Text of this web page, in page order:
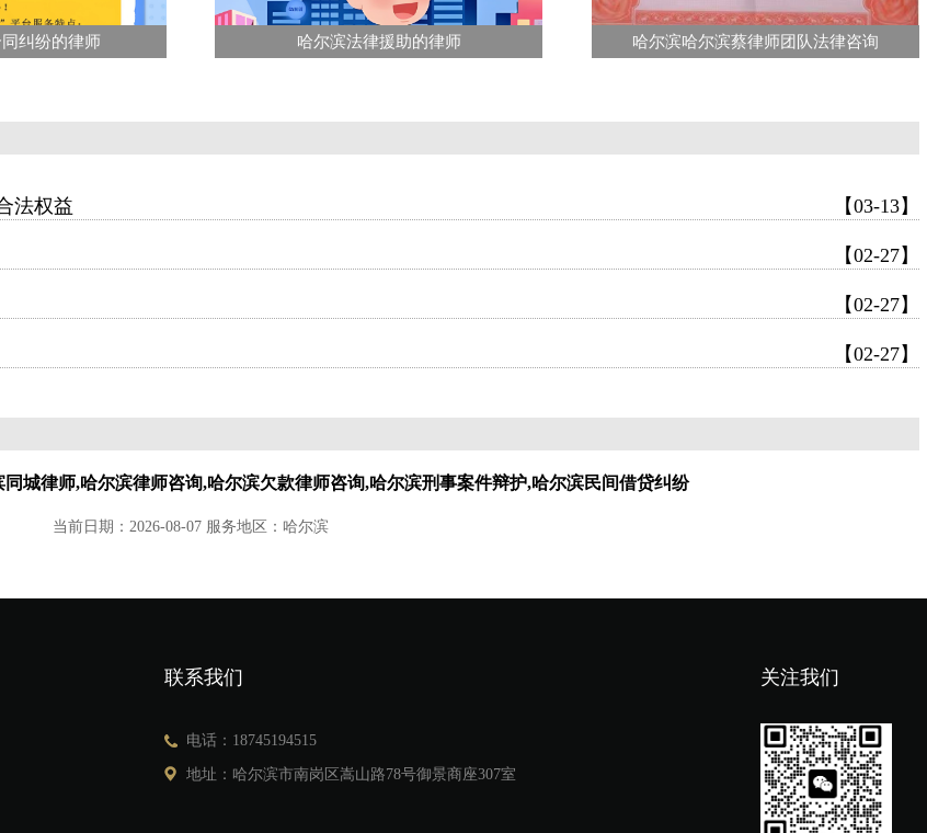
纠纷的律师 哈尔滨法律援助的律师 哈尔滨哈尔滨蔡律师团队法律咨询
法权益 【03-13】
【02-27】
【02-27】
【02-27】
城律师,哈尔滨律师咨询,哈尔滨欠款律师咨询,哈尔滨刑事案件辩护,哈尔滨民间借贷纠纷
当前日期：2026-08-07 服务地区：哈尔滨
联系我们
电话：18745194515
地址：哈尔滨市南岗区嵩山路78号御景商座307室
关注我们